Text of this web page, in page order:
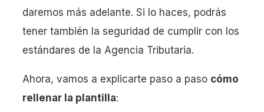
daremos más adelante. Si lo haces, podrás
tener también la seguridad de cumplir con los
estándares de la Agencia Tributaria.
Ahora, vamos a explicarte paso a paso cómo
rellenar la plantilla: